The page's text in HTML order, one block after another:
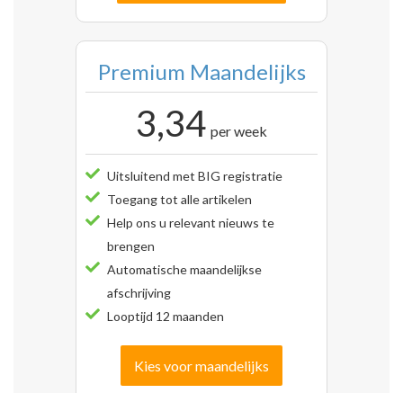
Premium Maandelijks
3,34 per week
Uitsluitend met BIG registratie
Toegang tot alle artikelen
Help ons u relevant nieuws te
brengen
Automatische maandelijkse
afschrijving
Looptijd 12 maanden
Kies voor maandelijks